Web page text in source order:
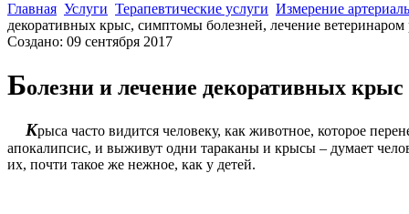
Главная Услуги Терапевтические услуги Измерение
декоративных крыс, симптомы болезней, лечение
Создано: 09 сентября 2017
Болезни и лечение декоративных крыс
Крыса часто видится человеку, как животное, которое
апокалипсис, и выживут одни тараканы и крысы – думает
их, почти такое же нежное, как у детей.